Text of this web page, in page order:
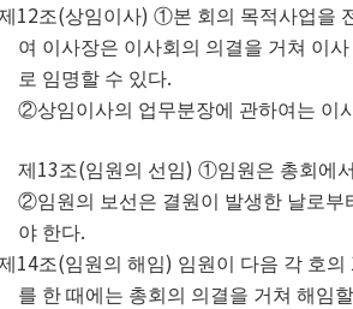
12조(상임이사)①본 회의 목적사업을
여 이사장은 이사회의 의결을 거쳐 이사
로 임명할 수 있다.
②상임이사의 업무분장에 관하여는 이
제 13조(임원의 선임) ①임원은 총회에
②임원의 보선은 결원이 발생한 날로부
야 한다.
14조(임원의 해임) 임원이 다음 각 호의
를 한 때에는 총회의 의결을 거쳐 해임